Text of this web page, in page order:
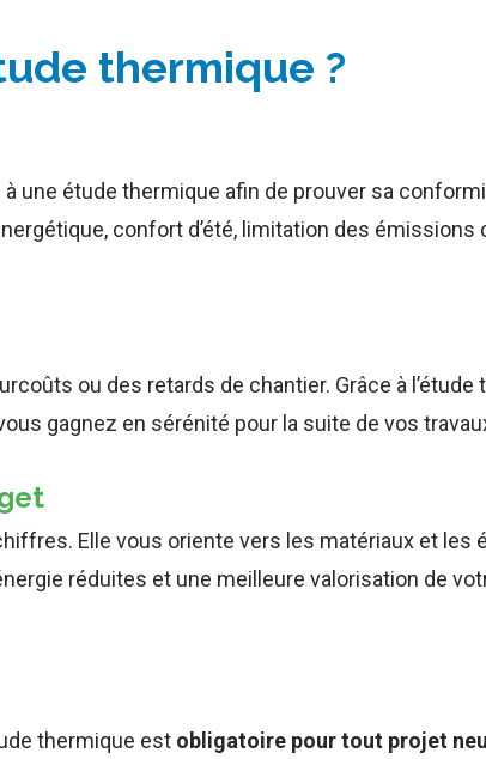
thermique ?
étude thermique afin de prouver sa
confort d’été, limitation des
ou des retards de chantier. Grâce à
gagnez en sérénité pour la suite de vos
Elle vous oriente vers les matériaux et
réduites et une meilleure valorisation de
thermique est obligatoire pour tout projet